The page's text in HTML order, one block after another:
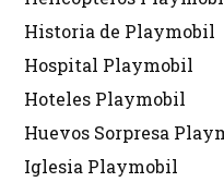
Historia de Playmobil
Hospital Playmobil
Hoteles Playmobil
Huevos Sorpresa
Iglesia Playmobil